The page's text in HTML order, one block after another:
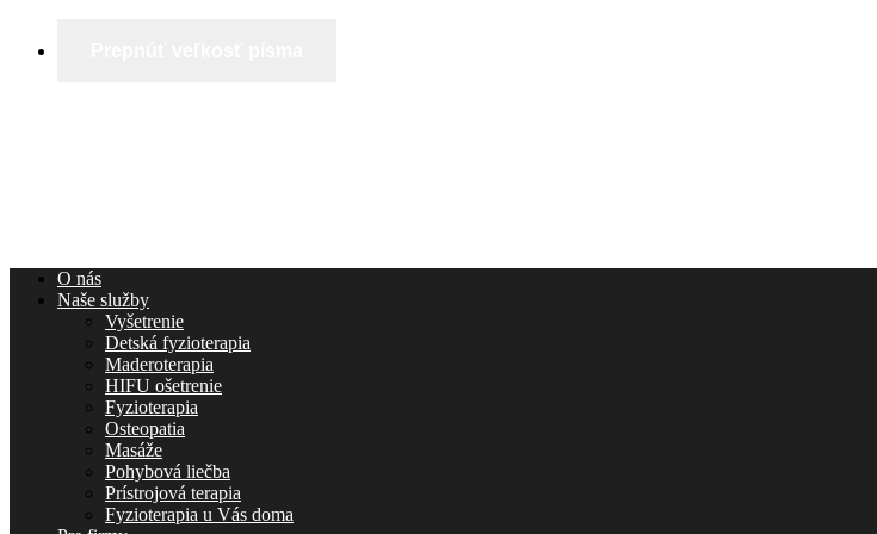
O nás
Naše služby
Vyšetrenie
Detská fyzioterapia
Maderoterapia
HIFU ošetrenie
Fyzioterapia
Osteopatia
Masáže
Pohybová liečba
Prístrojová terapia
Fyzioterapia u Vás doma